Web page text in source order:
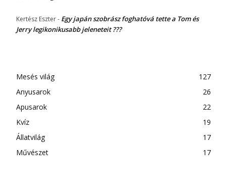
Kertész Eszter- Egy japán szobrász foghatóvá tette a Tom és
Jerry legikonikusabb jeleneteit ???
Mesés világ
127
Anyusarok
26
Apusarok
22
Kvíz
19
Állatvilág
17
Művészet
17